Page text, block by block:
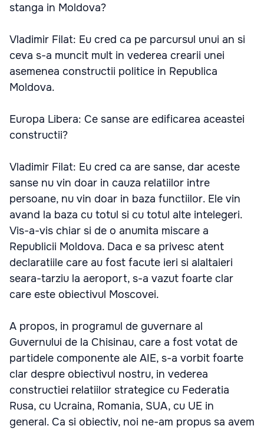
stanga in Moldova?
Vladimir Filat: Eu cred ca pe parcursul unui an si
ceva s-a muncit mult in vederea crearii unei
asemenea constructii politice in Republica
Moldova.
Europa Libera: Ce sanse are edificarea aceastei
constructii?
Vladimir Filat: Eu cred ca are sanse, dar aceste
sanse nu vin doar in cauza relatiilor intre
persoane, nu vin doar in baza functiilor. Ele vin
avand la baza cu totul si cu totul alte intelegeri.
Vis-a-vis chiar si de o anumita miscare a
Republicii Moldova. Daca e sa privesc atent
declaratiile care au fost facute ieri si alaltaieri
seara-tarziu la aeroport, s-a vazut foarte clar
care este obiectivul Moscovei.
A propos, in programul de guvernare al
Guvernului de la Chisinau, care a fost votat de
partidele componente ale AIE, s-a vorbit foarte
clar despre obiectivul nostru, in vederea
constructiei relatiilor strategice cu Federatia
Rusa, cu Ucraina, Romania, SUA, cu UE in
general. Ca si obiectiv, noi ne-am propus sa avem